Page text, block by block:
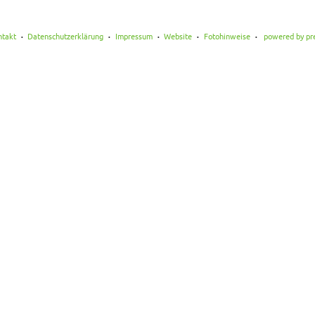
Datenschutzerklärung Impressum Website Fotohinweise powered by